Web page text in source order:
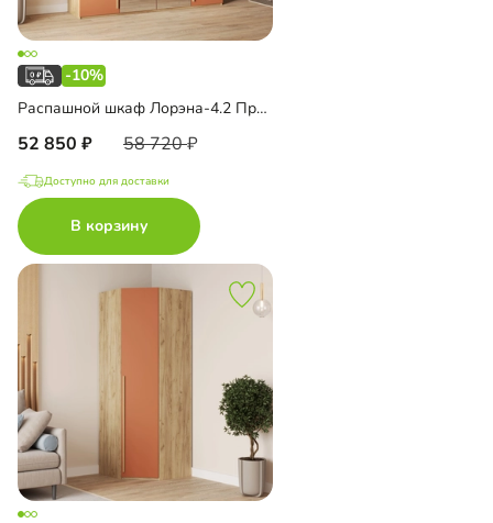
-10%
Распашной шкаф Лорэна-4.2 Премиум Эко с зеркалом
52 850 58 720
Доступно для доставки
В корзину